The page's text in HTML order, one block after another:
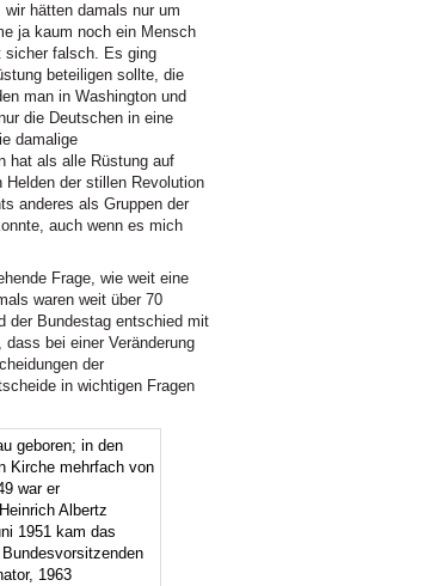
hätten damals nur um
ja kaum noch ein Mensch
sicher falsch. Es ging
beteiligen sollte, die
man in Washington und
die Deutschen in eine
damalige
hat als alle Rüstung auf
Helden der stillen Revolution
anderes als Gruppen der
auch wenn es mich
Frage, wie weit eine
waren weit über 70
der Bundestag entschied mit
bei einer Veränderung
der
in wichtigen Fragen
geboren; in den
Kirche mehrfach von
war er
Albertz
1951 kam das
1963